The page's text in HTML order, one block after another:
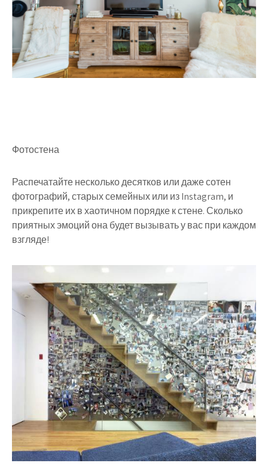
Фотостена
Распечатайте несколько десятков или даже сотен
фотографий, старых семейных или из Instagram, и
прикрепите их в хаотичном порядке к стене. Сколько
приятных эмоций она будет вызывать у вас при каждом
взгляде!